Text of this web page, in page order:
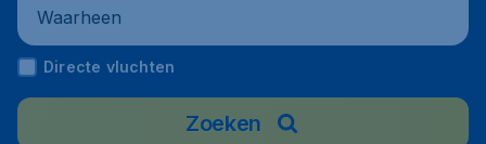
Waarheen
Directe vluchten
Zoeken